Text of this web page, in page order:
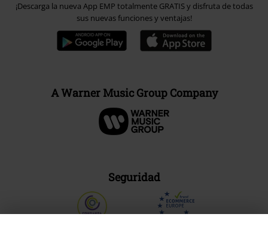
¡Descarga la nueva App EMP totalmente GRATIS y disfruta de todas
sus nuevas funciones y ventajas!
A Warner Music Group Company
Seguridad